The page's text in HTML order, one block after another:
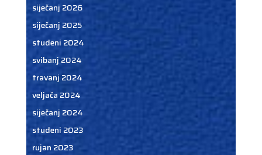
siječanj 2026
siječanj 2025
studeni 2024
svibanj 2024
travanj 2024
veljača 2024
siječanj 2024
studeni 2023
rujan 2023